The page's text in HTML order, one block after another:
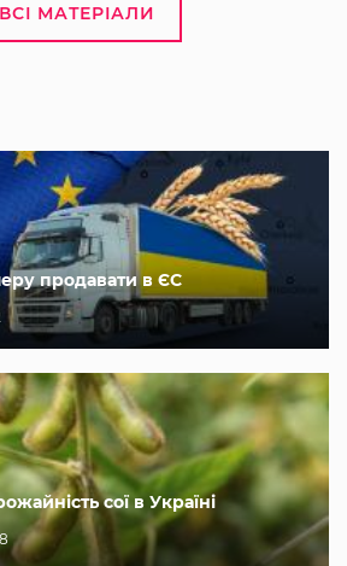
ВСІ МАТЕРІАЛИ
продавати в ЄС
сої в Україні